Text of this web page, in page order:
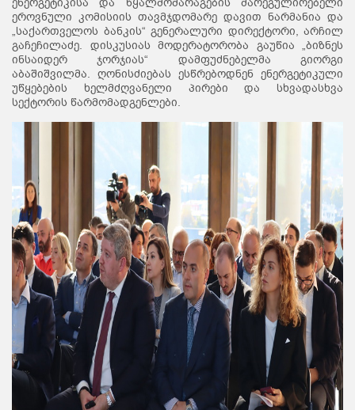
ეროვნული კომისიის თავმჯდომარე დავით ნარმანია და
„საქართველოს ბანკის“ გენერალური დირექტორი, არჩილ
გაჩეჩილაძე. დისკუსიას მოდერატორობა გაუწია „ბიზნეს
ინსაიდერ ჯორჯიას“ დამფუძნებელმა გიორგი
აბაშიშვილმა. ღონისძიებას ესწრებოდნენ ენერგეტიკული
უწყებების ხელმძღვანელი პირები და სხვადასხვა
სექტორის წარმომადგენლები.